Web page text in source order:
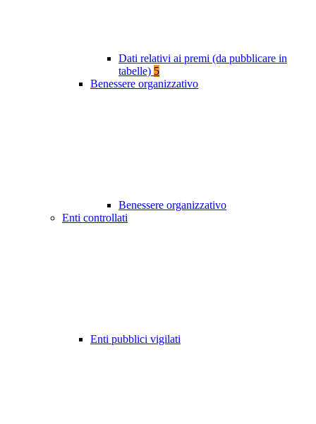
Dati relativi ai premi (da pubblicare in
tabelle) 5
Benessere organizzativo
Benessere organizzativo
Enti controllati
Enti pubblici vigilati